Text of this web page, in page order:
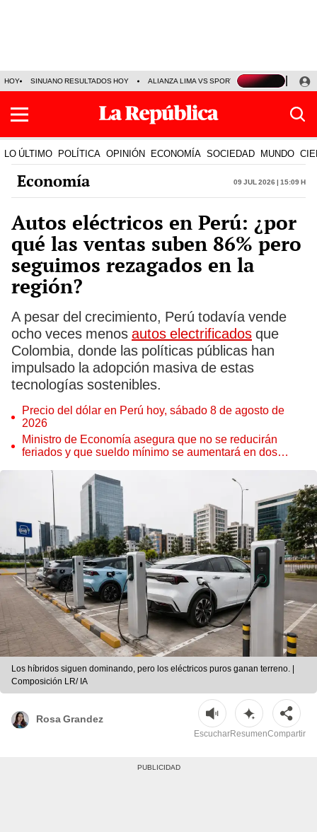
HOY SINUANO RESULTADOS HOY ALIANZA LIMA VS SPORT BOYS JORGE
LO ÚLTIMO POLÍTICA OPINIÓN ECONOMÍA SOCIEDAD MUNDO
Economía 09 Jul 2026 | 15:09 h
Autos eléctricos en Perú: ¿por
qué las ventas suben 86% pero
seguimos rezagados en la
región?
A pesar del crecimiento, Perú todavía vende
ocho veces menos autos electrificados que
Colombia, donde las políticas públicas han
impulsado la adopción masiva de estas
tecnologías sostenibles.
Precio del dólar en Perú hoy, sábado 8 de agosto de
2026
Ministro de Economía asegura que no se reducirán
feriados y que sueldo mínimo se aumentará en dos
Los híbridos siguen dominando, pero los eléctricos puros ganan terreno. |
Composición LR/ IA
Rosa Grandez
EscucharResumenCompartir